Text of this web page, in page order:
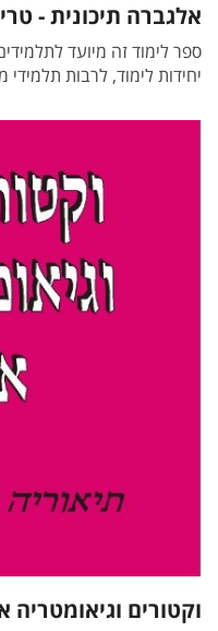
אלגברה תיכונית -
יחידות לימוד, לרבות תלמידי
וקטורים וגיאומטריה